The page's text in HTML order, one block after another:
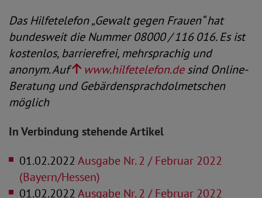
Das Hilfetelefon „Gewalt gegen Frauen“ hat
bundesweit die Nummer 08000 / 116 016. Es ist
kostenlos, barrierefrei, mehrsprachig und
anonym. Auf
www.hilfetelefon.desind Online-
Beratung und Gebärdensprachdolmetschen
möglich
In Verbindung stehende Artikel
01.02.2022Ausgabe Nr. 2 / Februar 2022
(Bayern/Hessen)
01.02.2022Ausgabe Nr. 2 / Februar 2022